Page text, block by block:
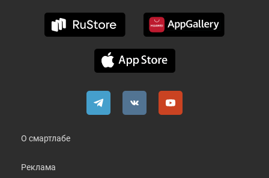
О смартлабе
Реклама